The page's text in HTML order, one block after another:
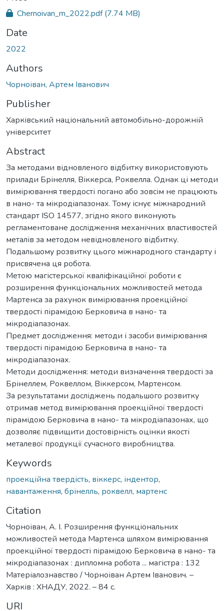
Chernoivan_m_2022.pdf(7.74 MB)
Date
2022
Authors
Чорноіван, Артем Іванович
Publisher
Харківський національний автомобільно-дорожній
університет
Abstract
За методами відновленого відбитку використовують
прилади Брінелля, Віккерса, Роквелла. Однак ці методи
вимірювання твердості погано або зовсім не працюють
в нано- та мікродіапазонах. Тому існує міжнародний
стандарт ISO 14577, згідно якого виконують
регламентоване дослідження механічних властивостей
металів за методом невідновленого відбитку.
Подальшому розвитку цього міжнародного стандарту і
присвячена ця робота.
Метою магістерської кваліфікаційної роботи є
розширення функціональних можливостей метода
Мартенса за рахунок вимірювання проекційної
твердості пірамідою Берковича в нано- та
мікродіапазонах.
Предмет дослідження: методи і засоби вимірювання
твердості пірамідою Берковича в нано- та
мікродіапазонах.
Методи дослідження: методи визначення твердості за
Брінеллем, Роквеллом, Віккерсом, Мартенсом.
За результатами досліджень подальшого розвитку
отримав метод вимірювання проекційної твердості
пірамідою Берковича в нано- та мікродіапазонах, що
дозволяє підвищити достовірність оцінки якості
металевої продукції сучасного виробництва.
Keywords
проекційна твердість, віккерс, індентор,
навантаження, брінелль, роквелл, мартенс
Citation
Чорноіван, А. І. Розширення функціональних
можливостей метода Мартенса шляхом вимірювання
проекційної твердості пірамідою Берковича в нано- та
мікродіапазонах : дипломна робота ... магістра : 132
Матеріалознавство / Чорноіван Артем Іванович. –
Харків : ХНАДУ, 2022. – 84 с.
URI